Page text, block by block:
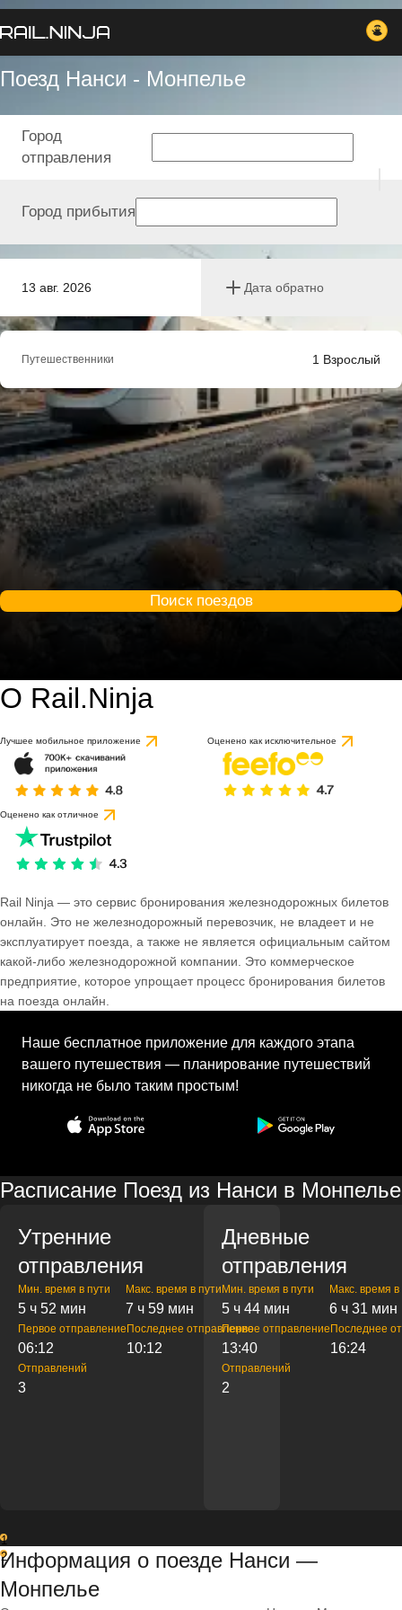
Поезд Нанси - Монпелье
13 авг. 2026 Дата обратно
Город
отправления
Город прибытия
Путешественники 1 Взрослый
Поиск поездов
О Rail.Ninja
Лучшее мобильное приложение Оценено как исключительное
Оценено как отличное
Rail Ninja — это сервис бронирования железнодорожных билетов
онлайн. Это не железнодорожный перевозчик, не владеет и не
эксплуатирует поезда, а также не является официальным сайтом
какой-либо железнодорожной компании. Это коммерческое
предприятие, которое упрощает процесс бронирования билетов
на поезда онлайн.
Наше бесплатное приложение для каждого этапа
вашего путешествия — планирование путешествий
никогда не было таким простым!
Расписание Поезд из Нанси в Монпелье
Утренние
отправления
Мин. время в пути
5 ч 52 мин
Макс. время в пути
7 ч 59 мин
Первое отправление
06:12
Последнее отправление
10:12
Отправлений
3
Дневные
отправления
Мин. время в пути
5 ч 44 мин
Макс. время в
6 ч 31 мин
Первое отправление
13:40
Последнее
16:24
Отправлений
2
1
2
Информация о поезде Нанси —
Монпелье